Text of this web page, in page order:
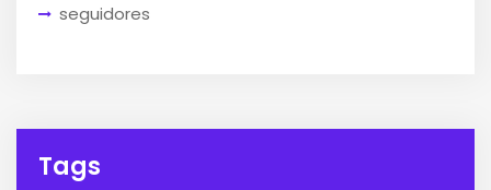
seguidores
Tags